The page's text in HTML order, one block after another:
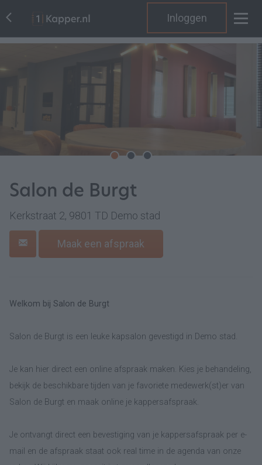
Inloggen
Salon de Burgt
Kerkstraat 2, 9801 TD Demo stad
Maak een afspraak
Welkom bij Salon de Burgt
Salon de Burgt is een leuke kapsalon gevestigd in Demo stad.
Je kan hier direct een online afspraak maken. Kies je behandeling,
bekijk de beschikbare tijden van je favoriete medewerk(st)er van
Salon de Burgt en maak online je kappersafspraak.
Je ontvangt direct een bevestiging van je kappersafspraak per e-
mail en de afspraak staat ook real time in de agenda van onze